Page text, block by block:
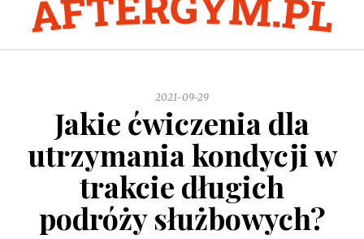
2021-09-29
Jakie ćwiczenia dla
utrzymania kondycji w
trakcie długich
podróży służbowych?